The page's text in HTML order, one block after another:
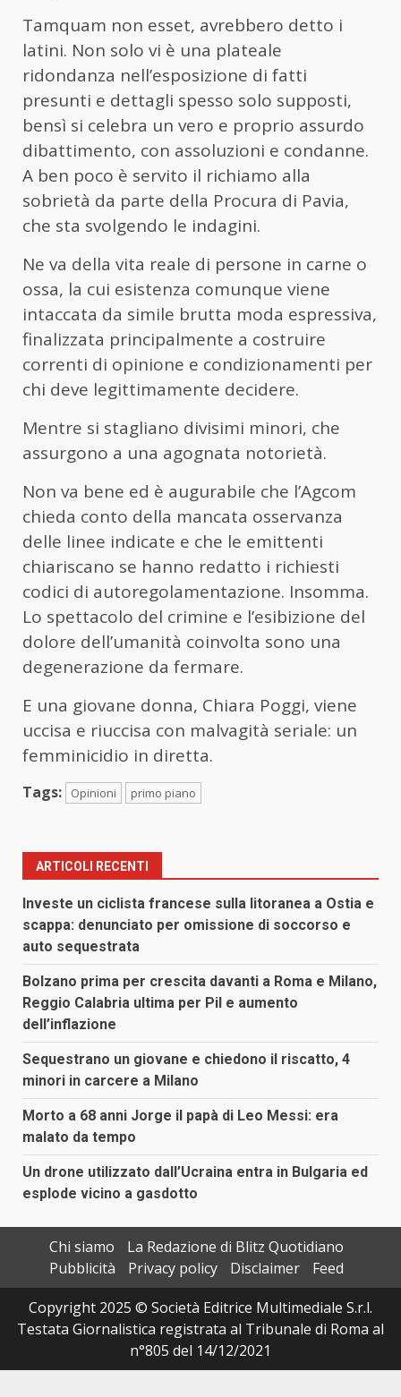
Tamquam non esset, avrebbero detto i
latini. Non solo vi è una plateale
ridondanza nell’esposizione di fatti
presunti e dettagli spesso solo supposti,
bensì si celebra un vero e proprio assurdo
dibattimento, con assoluzioni e condanne.
A ben poco è servito il richiamo alla
sobrietà da parte della Procura di Pavia,
che sta svolgendo le indagini.
Ne va della vita reale di persone in carne o
ossa, la cui esistenza comunque viene
intaccata da simile brutta moda espressiva,
finalizzata principalmente a costruire
correnti di opinione e condizionamenti per
chi deve legittimamente decidere.
Mentre si stagliano divisimi minori, che
assurgono a una agognata notorietà.
Non va bene ed è augurabile che l’Agcom
chieda conto della mancata osservanza
delle linee indicate e che le emittenti
chiariscano se hanno redatto i richiesti
codici di autoregolamentazione. Insomma.
Lo spettacolo del crimine e l’esibizione del
dolore dell’umanità coinvolta sono una
degenerazione da fermare.
E una giovane donna, Chiara Poggi, viene
uccisa e riuccisa con malvagità seriale: un
femminicidio in diretta.
Tags: Opinioni primo piano
ARTICOLI RECENTI
Investe un ciclista francese sulla litoranea a Ostia e
scappa: denunciato per omissione di soccorso e
auto sequestrata
Bolzano prima per crescita davanti a Roma e Milano,
Reggio Calabria ultima per Pil e aumento
dell’inflazione
Sequestrano un giovane e chiedono il riscatto, 4
minori in carcere a Milano
Morto a 68 anni Jorge il papà di Leo Messi: era
malato da tempo
Un drone utilizzato dall’Ucraina entra in Bulgaria ed
esplode vicino a gasdotto
Chi siamo
La Redazione di Blitz Quotidiano
Pubblicità
Privacy policy Disclaimer
Feed
Copyright 2025 © Società Editrice Multimediale S.r.l.
Testata Giornalistica registrata al Tribunale di Roma al
n°805 del 14/12/2021